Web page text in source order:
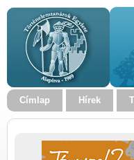
Címlap Hírek